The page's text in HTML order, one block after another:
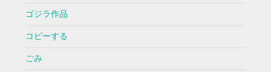
ゴジラ作品
コピーする
ごみ